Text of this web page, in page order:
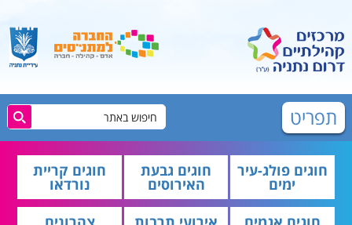
תפריט
חוגים פולג-עיר
ימים
חוגים גבעת
האירוסים
חוגים קריית
נורדאו